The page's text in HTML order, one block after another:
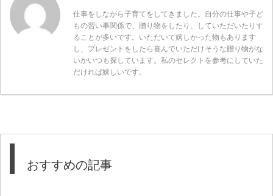
仕事をしながら子育てをしてきました。自分の仕事や子ど
もの習い事関係で、贈り物をしたり、していただいたりす
ることが多いです。いただいて嬉しかった物もあります
し、プレゼントをしたら喜んでいただけそうな贈り物がな
いかいつも探しています。私のセレクトを参考にしていた
だければ嬉しいです。
おすすめの記事